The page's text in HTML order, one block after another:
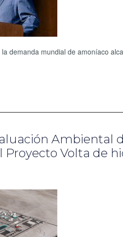
demanda mundial de amoníaco
Ambiental
Proyecto Volta de